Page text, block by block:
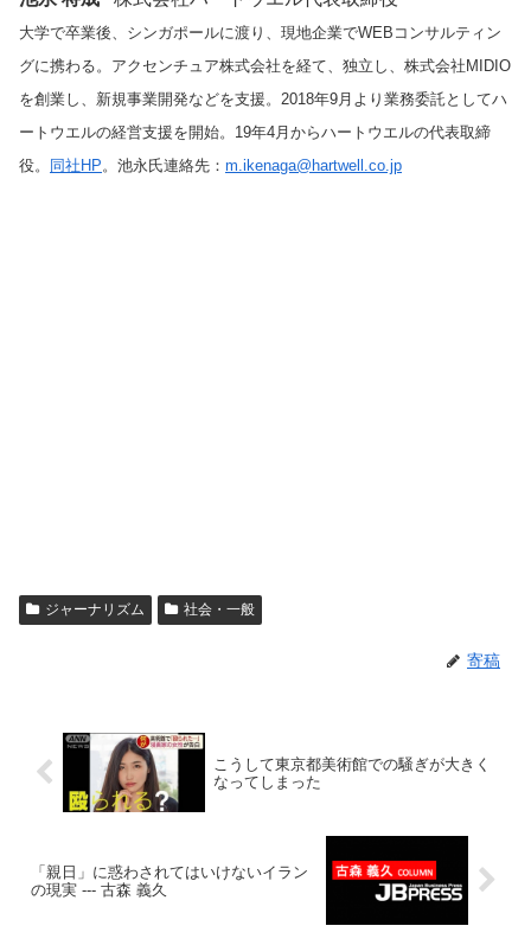
大学で卒業後、シンガポールに渡り、現地企業でWEBコンサルティン
グに携わる。アクセンチュア株式会社を経て、独立し、株式会社MIDIO
を創業し、新規事業開発などを支援。2018年9月より業務委託としてハ
ートウエルの経営支援を開始。19年4月からハートウエルの代表取締
役。 同社HP 。池永氏連絡先： m.ikenaga@hartwell.co.jp
ジャーナリズム 社会・一般
寄稿
こうして東京都美術館での騒ぎが大きく
なってしまった
「親日」に惑わされてはいけないイラン
の現実 --- 古森 義久